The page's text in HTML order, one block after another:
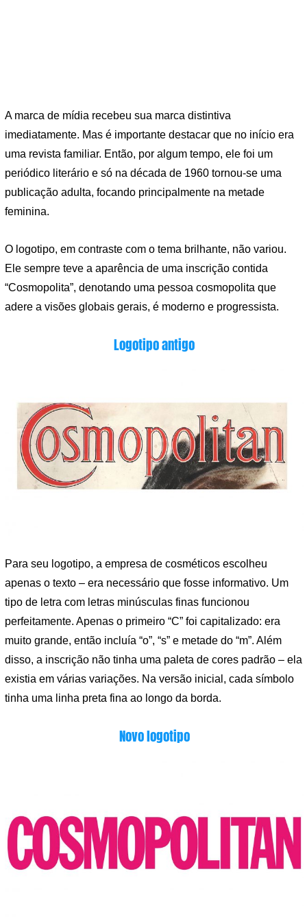
A marca de mídia recebeu sua marca distintiva
imediatamente. Mas é importante destacar que no início era
uma revista familiar. Então, por algum tempo, ele foi um
periódico literário e só na década de 1960 tornou-se uma
publicação adulta, focando principalmente na metade
feminina.
O logotipo, em contraste com o tema brilhante, não variou.
Ele sempre teve a aparência de uma inscrição contida
“Cosmopolita”, denotando uma pessoa cosmopolita que
adere a visões globais gerais, é moderno e progressista.
Logotipo antigo
Para seu logotipo, a empresa de cosméticos escolheu
apenas o texto – era necessário que fosse informativo. Um
tipo de letra com letras minúsculas finas funcionou
perfeitamente. Apenas o primeiro “C” foi capitalizado: era
muito grande, então incluía “o”, “s” e metade do “m”. Além
disso, a inscrição não tinha uma paleta de cores padrão – ela
existia em várias variações. Na versão inicial, cada símbolo
tinha uma linha preta fina ao longo da borda.
Novo logotipo